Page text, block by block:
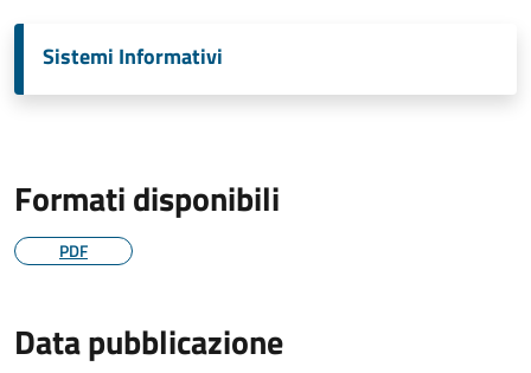
Sistemi Informativi
Formati disponibili
PDF
Data pubblicazione